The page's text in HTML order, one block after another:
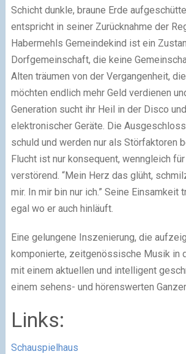
Schicht dunkle, braune Erde
entspricht in seiner Zurücknahme der
Habermehls Gemeindekind ist ein
Dorfgemeinschaft, die keine
Alten träumen von der Vergangenheit,
möchten endlich mehr Geld verdienen
Generation sucht ihr Heil in der Disco
elektronischer Geräte. Die
schuld und werden nur als Störfaktoren
Flucht ist nur konsequent, wenngleich
verstörend. “Mein Herz das glüht,
mir. In mir bin nur ich.” Seine Einsamkeit
egal wo er auch hinläuft.
Eine gelungene Inszenierung, die
komponierte, zeitgenössische Musik in
mit einem aktuellen und intelligent
einem sehens- und hörenswerten
Links:
Schauspielhaus